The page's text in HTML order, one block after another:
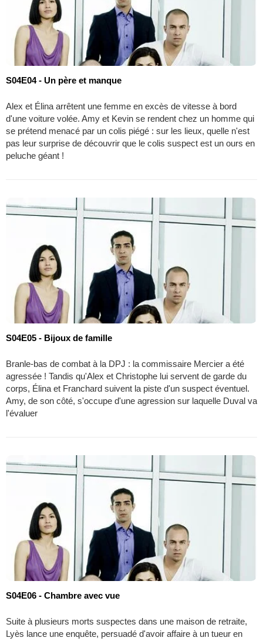
S04E04 - Un père et manque
Alex et Élina arrêtent une femme en excès de vitesse à bord
d'une voiture volée. Amy et Kevin se rendent chez un homme qui
se prétend menacé par un colis piégé : sur les lieux, quelle n'est
pas leur surprise de découvrir que le colis suspect est un ours en
peluche géant !
S04E05 - Bijoux de famille
Branle-bas de combat à la DPJ : la commissaire Mercier a été
agressée ! Tandis qu'Alex et Christophe lui servent de garde du
corps, Élina et Franchard suivent la piste d'un suspect éventuel.
Amy, de son côté, s'occupe d'une agression sur laquelle Duval va
l'évaluer
S04E06 - Chambre avec vue
Suite à plusieurs morts suspectes dans une maison de retraite,
Lyès lance une enquête, persuadé d'avoir affaire à un tueur en